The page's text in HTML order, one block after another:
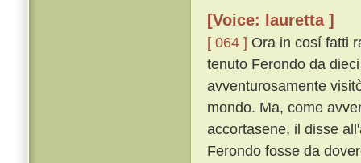
[Voice: lauretta ]
[ 064 ] Ora in cosí fatti
tenuto Ferondo da
avventurosamente
mondo. Ma, come
accortasene, il disse
Ferondo fosse da